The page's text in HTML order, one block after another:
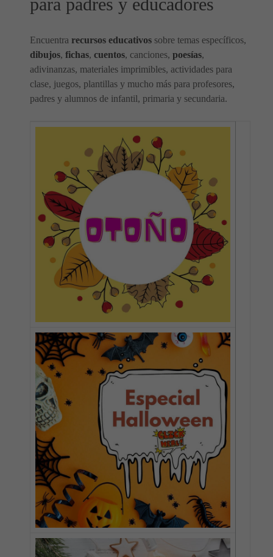
para padres y educadores
Encuentra recursos educativos sobre temas específicos,
dibujos, fichas, cuentos, canciones, poesías,
adivinanzas, materiales imprimibles, actividades para
clase, juegos, plantillas y mucho más para profesores,
padres y alumnos de infantil, primaria y secundaria.